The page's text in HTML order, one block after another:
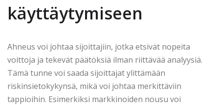
käyttäytymiseen
Ahneus voi johtaa sijoittajiin, jotka etsivät nopeita
voittoja ja tekevät päätöksiä ilman riittävää analyysiä.
Tämä tunne voi saada sijoittajat ylittämään
riskinsietokykynsä, mikä voi johtaa merkittäviin
tappioihin. Esimerkiksi markkinoiden nousu voi